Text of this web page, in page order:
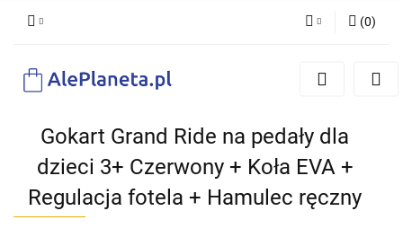
Zaloguj się
(0)
Gokart Grand Ride na pedały dla
dzieci 3+ Czerwony + Koła EVA +
Regulacja fotela + Hamulec ręczny